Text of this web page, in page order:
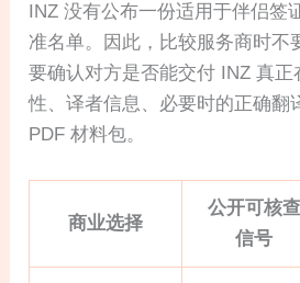
INZ 没有公布一份适用于伴侣签
准名单。因此，比较服务商时不
要确认对方是否能交付 INZ 真正
性、译者信息、必要时的正确翻
PDF 材料包。
商业选择
公开可核查
信号